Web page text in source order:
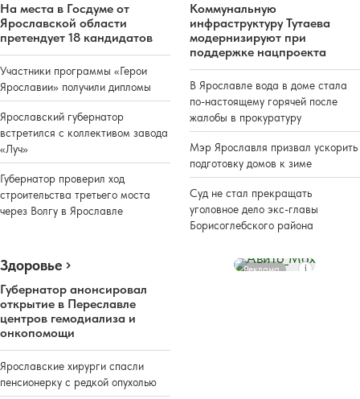
На места в Госдуме от
Ярославской области
претендует 18 кандидатов
Участники программы «Герои
Ярославии» получили дипломы
Ярославский губернатор
встретился с коллективом завода
«Луч»
Губернатор проверил ход
строительства третьего моста
через Волгу в Ярославле
Коммунальную
инфраструктуру Тутаева
модернизируют при
поддержке нацпроекта
В Ярославле вода в доме стала
по-настоящему горячей после
жалобы в прокуратуру
Мэр Ярославля призвал ускорить
подготовку домов к зиме
Суд не стал прекращать
уголовное дело экс-главы
Борисоглебского района
Здоровье
Губернатор анонсировал
открытие в Переславле
центров гемодиализа и
онкопомощи
Ярославские хирурги спасли
пенсионерку с редкой опухолью
Реклама